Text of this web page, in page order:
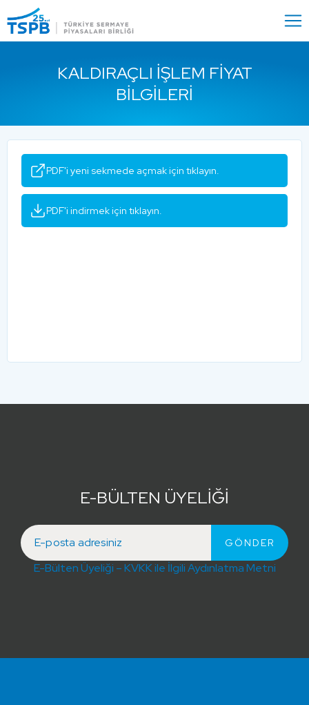
Close
KALDIRAÇLI İŞLEM FIYAT
BILGILERI
PDF'i yeni sekmede açmak için tıklayın.
PDF'i indirmek için tıklayın.
E-BÜLTEN ÜYELİĞİ
E-Bülten Üyeliği – KVKK ile İlgili Aydınlatma Metni